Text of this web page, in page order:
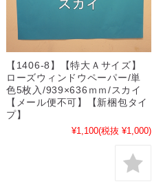
【1406-8】【特大Ａサイズ】
ローズウィンドウペーパー/単
色5枚入/939×636ｍｍ/スカイ
【メール便不可】【新梱包タイ
プ】
¥1,100(税抜 ¥1,000)